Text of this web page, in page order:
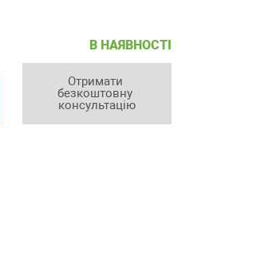
В НАЯВНОСТІ
Отримати
безкоштовну
консультацію